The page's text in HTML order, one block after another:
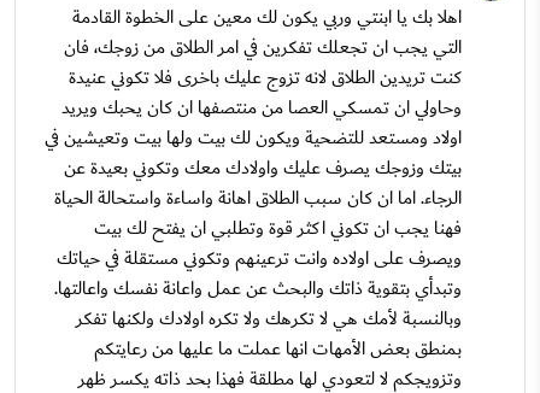
اهلا بك يا ابنتي وربي يكون لك معين على الخطوة القادمة
التي يجب ان تجعلك تفكرين في امر الطلاق من زوجك، فان
كنت تريدين الطلاق لانه تزوج عليك باخرى فلا تكوني عنيدة
وحاولي ان تمسكي العصا من منتصفها ان كان يحبك ويريد
اولاد ومستعد للتضحية ويكون لك بيت ولها بيت وتعيشين في
بيتك وزوجك يصرف عليك واولادك معك وتكوني بعيدة عن
الرجاء. اما ان كان سبب الطلاق اهانة واساءة واستحالة الحياة
فهنا يجب ان تكوني اكثر قوة وتطلبي ان يفتح لك بيت
ويصرف على اولاده وانت ترعينهم وتكوني مستقلة في حياتك
وتبدأي بتقوية ذاتك والبحث عن عمل واعانة نفسك واعالتها.
وبالنسبة لأمك هي لا تكرهك ولا تكره اولادك ولكنها تفكر
بمنطق بعض الأمهات انها عملت ما عليها من رعايتكم
وتزويجكم لا لتعودي لها مطلقة فهذا بحد ذاته يكسر ظهر